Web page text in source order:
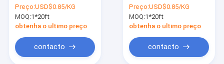
Solicite um orçamento
ao ar livre do metal
do armazenamento
do novo tipo com de
Preço:USD$0.85/KG
MOQ:1*20ft
obtenha o ultimo preço
contacto
sistema do tormento
com eficaz na
redução de custos
Preço:USD$0.85/KG
MOQ:1*20ft
obtenha o ultimo preço
contacto